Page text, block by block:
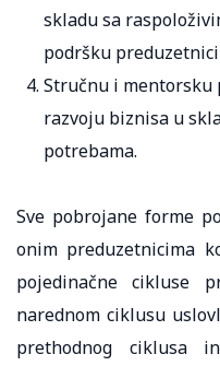
skladu sa
podršku
Stručnu i mentorsku
razvoju biznisa u
potrebama.
Sve pobrojane forme
onim preduzetnicima
pojedinačne cikluse
narednom ciklusu
prethodnog ciklusa